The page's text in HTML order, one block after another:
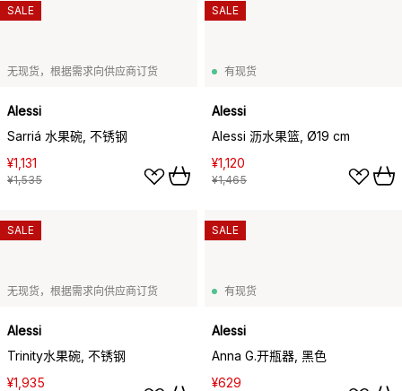
无现货，根据需求向供应商订货
Alessi
Sarriá 水果碗, 不锈钢
¥1,131
¥1,535
SALE
有现货
Alessi
Alessi 沥水果篮, Ø19 cm
¥1,120
¥1,465
SALE
无现货，根据需求向供应商订货
Alessi
Trinity水果碗, 不锈钢
¥1,935
SALE
有现货
Alessi
Anna G.开瓶器, 黑色
¥629
SALE